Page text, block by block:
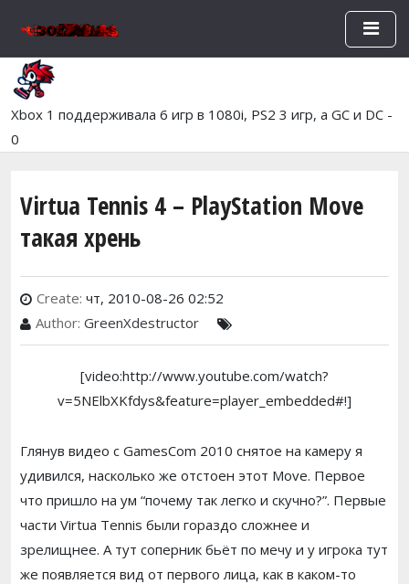
Перейти к основному
Xbox 1 поддерживала 6 игр в 1080i, PS2 3 игр, а GC и DC -
0
Virtua Tennis 4 – PlayStation Move
такая хрень
Create: чт, 2010-08-26 02:52
Author: GreenXdestructor
[video:http://www.youtube.com/watch?
v=5NElbXKfdys&feature=player_embedded#!]
Глянув видео с GamesCom 2010 снятое на камеру я
удивился, насколько же отстоен этот Move. Первое
что пришло на ум “почему так легко и скучно?”. Первые
части Virtua Tennis были гораздо сложнее и
зрелищнее. А тут соперник бьёт по мечу и у игрока тут
же появляется вид от первого лица, как в каком-то